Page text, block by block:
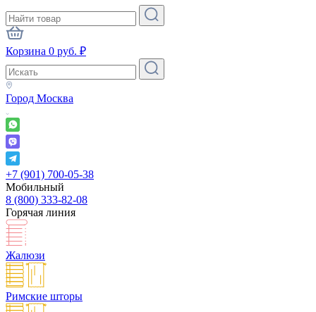
Корзина 0 руб. ₽
Город Москва
+7 (901) 700-05-38
Мобильный
8 (800) 333-82-08
Горячая линия
Жалюзи
Римские шторы